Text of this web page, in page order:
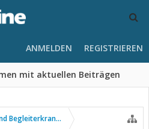
mit aktuellen Beiträgen
ANMELDEN REGISTRIEREN
Begleiterkrankungen